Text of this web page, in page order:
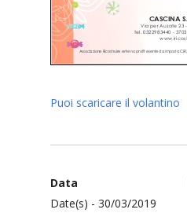
Puoi scaricare il volantino
Data
Date(s) - 30/03/2019